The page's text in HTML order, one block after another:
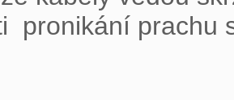
pronikání prachu